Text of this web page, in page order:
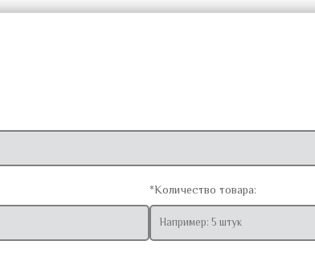
*Количество товара: